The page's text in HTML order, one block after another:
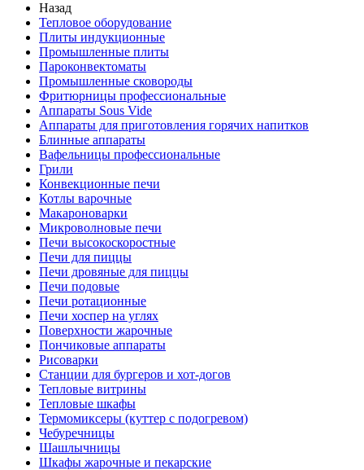
Назад
Тепловое оборудование
Плиты индукционные
Промышленные плиты
Пароконвектоматы
Промышленные сковороды
Фритюрницы профессиональные
Аппараты Sous Vide
Аппараты для приготовления горячих напитков
Блинные аппараты
Вафельницы профессиональные
Грили
Конвекционные печи
Котлы варочные
Макароноварки
Микроволновые печи
Печи высокоскоростные
Печи для пиццы
Печи дровяные для пиццы
Печи подовые
Печи ротационные
Печи хоспер на углях
Поверхности жарочные
Пончиковые аппараты
Рисоварки
Станции для бургеров и хот-догов
Тепловые витрины
Тепловые шкафы
Термомиксеры (куттер с подогревом)
Чебуречницы
Шашлычницы
Шкафы жарочные и пекарские